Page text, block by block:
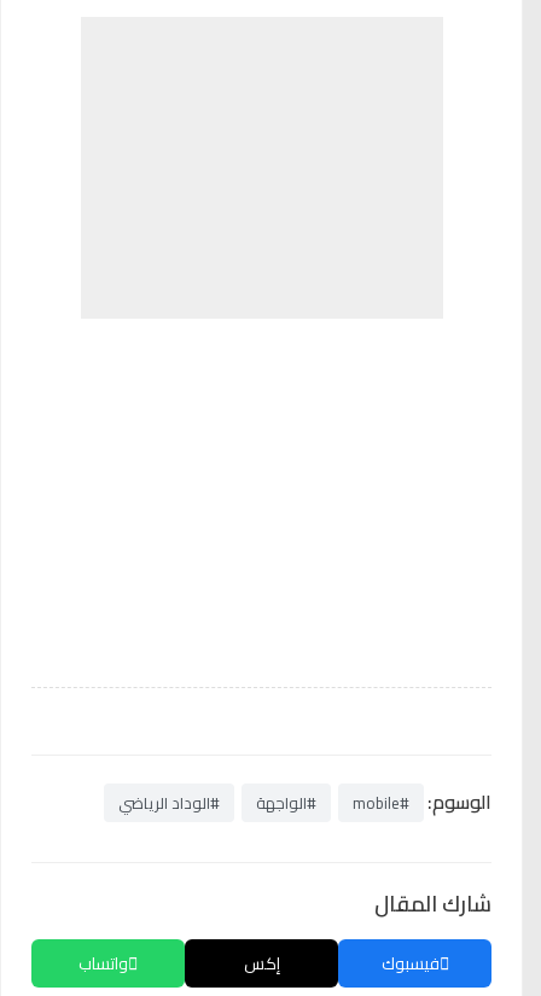
الوسوم: #mobile #الواجهة #الوداد الرياضي
شارك المقال
فيسبوك إكس واتساب